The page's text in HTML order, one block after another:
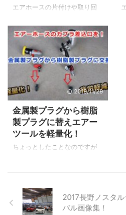
エアホースの片付けや取り回
修理工場では毎日エアツール
を使用するので作業現場は地
面をエアホースが蛇のように
占領します（悩） これが結構
邪魔なんですよね～（汗） ま
た片付けるときにはホースを
巻く時間がかかります。 そん
な時に便利なエアホースをリ
ール式で巻き取るタイプだと
時間短縮や工場がスッキリし
ます。 実際に当店（鈑金塗装
工場）で使っているおすすめ
だと邪魔！ ▲こちらの動画が
参考になります。 エアホース
...
2019/11/29
金属製プラグから樹脂
製プラグに替えエアー
ツールを軽量化！
ちょっとしたことなのですが
疲労軽減と取り回しが良くな
ることです。 小さな部品です
が金属製よりも1/4の軽さにな
2017長野ノスタ
バル画像集！